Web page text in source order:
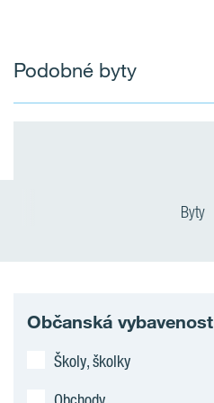
Podobné byty
Byty
Občanská vybavenost
Školy, školky